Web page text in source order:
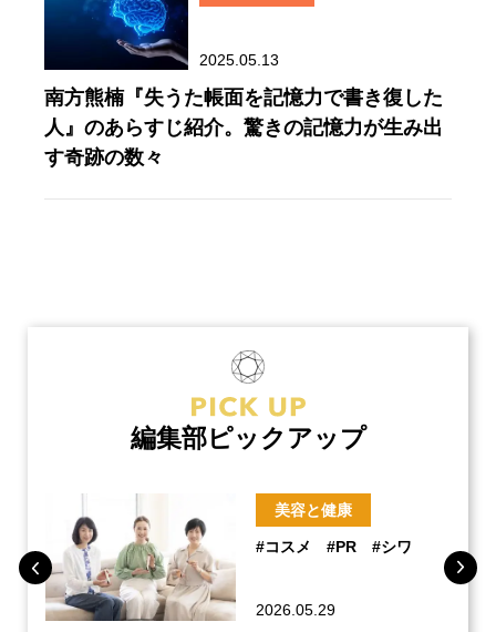
2025.05.13
南方熊楠『失うた帳面を記憶力で書き復した
人』のあらすじ紹介。驚きの記憶力が生み出
す奇跡の数々
編集部ピックアップ
美容と健康
#コスメ #PR #シワ
2026.05.29